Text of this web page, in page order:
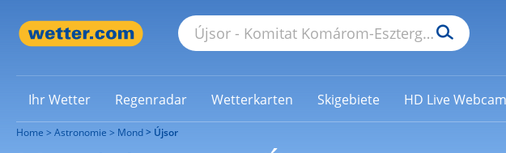
Ihr Wetter Regenradar Wetterkarten Skigebiete HD Live
Home Astronomie Mond Újsor